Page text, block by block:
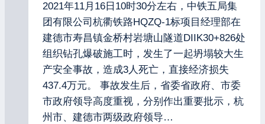
2021年11月16日10时30分左右，中铁五局集
团有限公司杭衢铁路HQZQ-1标项目经理部在
建德市寿昌镇金桥村岩塘山隧道DIIK30+826处
组织钻孔爆破施工时，发生了一起坍塌较大生
产安全事故，造成3人死亡，直接经济损失
437.4万元。 事故发生后，省委省政府、市委
市政府领导高度重视，分别作出重要批示，杭
州市、建德市两级政府领导…